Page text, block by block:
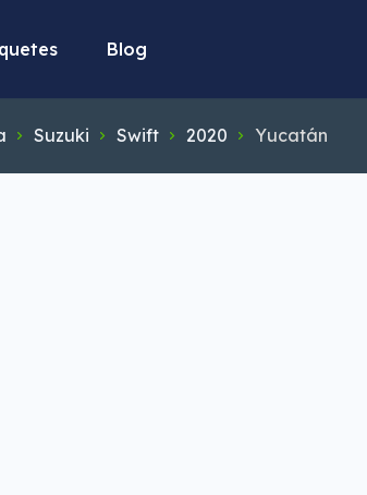
Blog
Suzuki Swift 2020 Yucatán